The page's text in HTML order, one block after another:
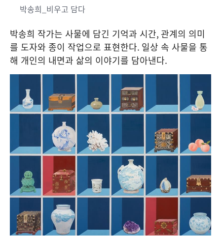
박송희_비우고 담다
박송희 작가는 사물에 담긴 기억과 시간, 관계의 의미
를 도자와 종이 작업으로 표현한다. 일상 속 사물을 통
해 개인의 내면과 삶의 이야기를 담아낸다.